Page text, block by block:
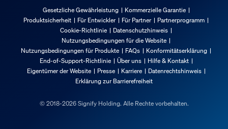
Gesetzliche Gewährleistung
Kommerzielle Garantie
Produktsicherheit
Für Entwickler Für Partner
Partnerprogramm
Cookie-Richtlinie
Datenschutzhinweis
Nutzungsbedingungen für die Website
Nutzungsbedingungen für Produkte
FAQs
Konformitätserklärung
End-of-Support-Richtlinie
Über uns
Hilfe & Kontakt
Eigentümer der Website
Presse Karriere
Datenrechtshinweis
Erklärung zur Barrierefreiheit
© 2018-2026 Signify Holding. Alle Rechte vorbehalten.